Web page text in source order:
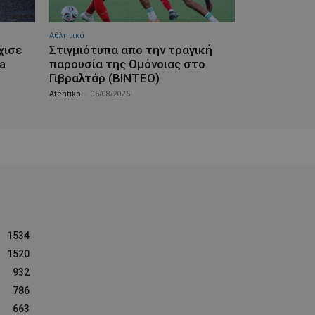
Αθλητικά
Στιγμιότυπα απο την τραγική
παρουσία της Ομόνοιας στο
Γιβραλτάρ (ΒΙΝΤΕΟ)
Afentiko 06/08/2026
1534
1520
932
786
663